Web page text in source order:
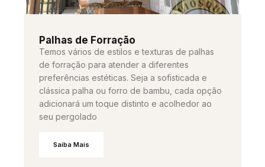
Palhas de Forração
Temos vários de estilos e texturas de palhas
de forração para atender a diferentes
preferências estéticas. Seja a sofisticada e
clássica palha ou forro de bambu, cada opção
adicionará um toque distinto e acolhedor ao
seu pergolado
Saiba Mais